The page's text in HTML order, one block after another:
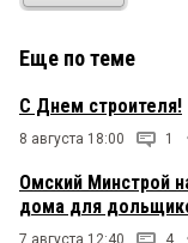
Еще по теме
С Днем строителя!
8 августа 18:00 1
Омский Минстрой
дома для
7 августа 12:40 4